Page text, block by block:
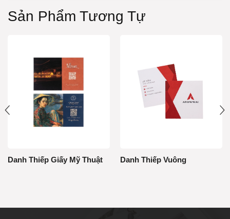
Sản Phẩm Tương Tự
Danh Thiếp Giấy Mỹ Thuật Danh Thiếp Vuông